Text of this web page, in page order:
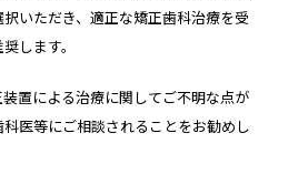
いただき、適正な矯正歯科治療を受
します。
置による治療に関してご不明な点が
医等にご相談されることをお勧めし